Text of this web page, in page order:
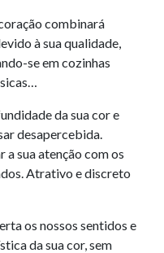
combinará
à sua qualidade,
se em cozinhas
da sua cor e
desapercebida.
a sua atenção com os
Atrativo e discreto
os nossos sentidos e
da sua cor, sem